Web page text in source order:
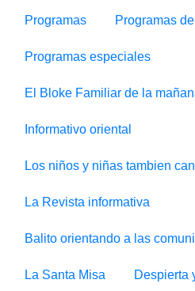
Programas Programas
Programas especiales
El Bloke Familiar de la
Informativo oriental
Los niños y niñas tambien
La Revista informativa
Balito orientando a las
La Santa Misa Despierta